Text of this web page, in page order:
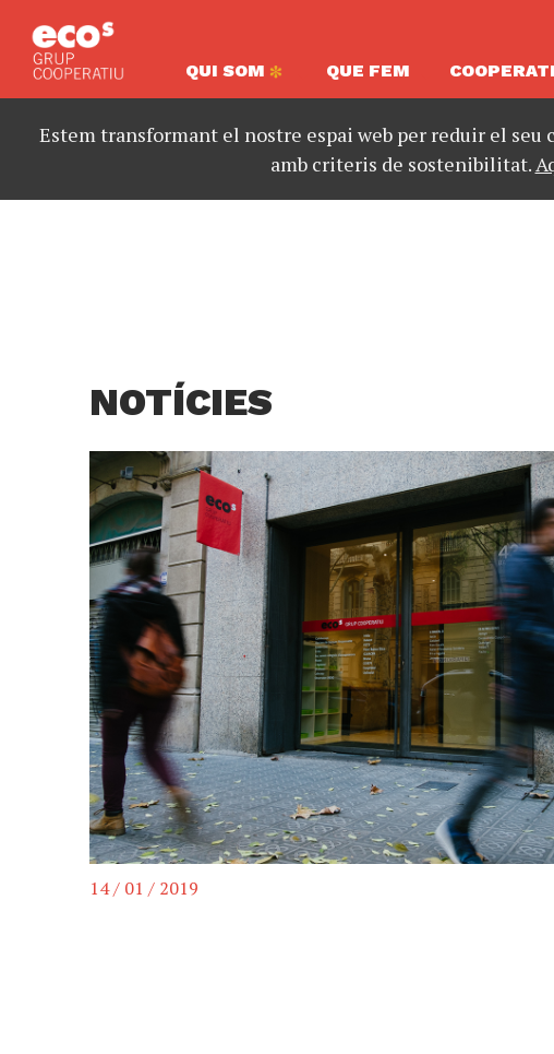
QUI SOM QUE FEM
Estem transformant el nostre espai web per reduir el seu
amb criteris de sostenibilitat.
NOTÍCIES
14 / 01 / 2019